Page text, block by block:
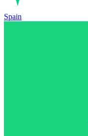
Spain